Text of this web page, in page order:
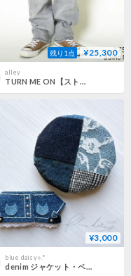
残り1点 ¥25,300
alley
¥3,000
blue daisy⟡.*
denim ジャケット・ベレー帽セット 【ブルー×シルバー】